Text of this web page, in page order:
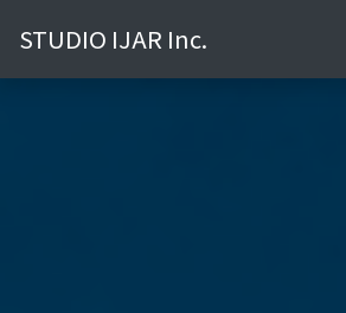
STUDIO IJAR Inc.